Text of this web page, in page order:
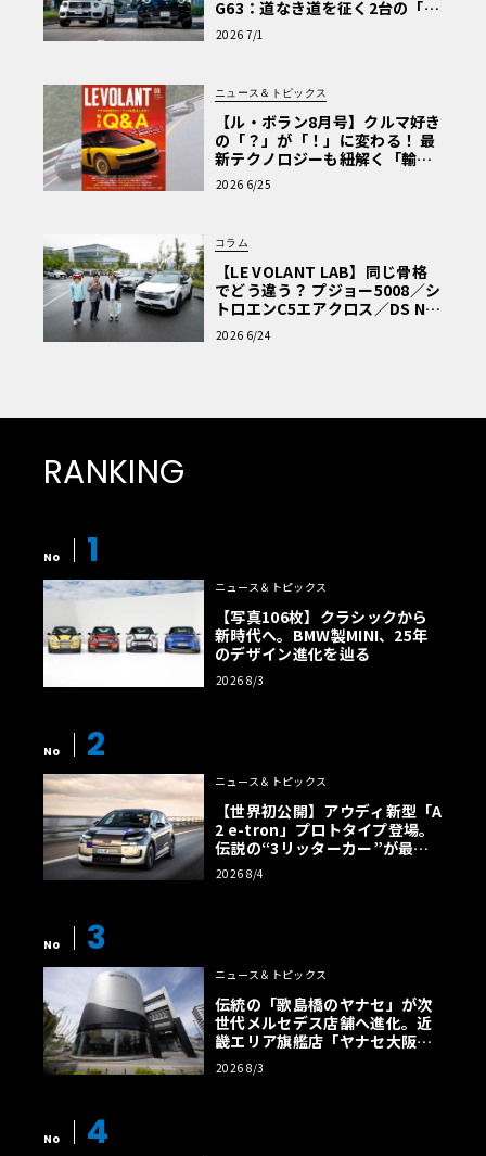
G63：道なき道を征く2台の「対
極的アプローチ」
2026 7/1
ニュース＆トピックス
【ル・ボラン8月号】クルマ好き
の「？」が「！」に変わる！ 最
新テクノロジーも紐解く「輸入
車Q&A」
2026 6/25
コラム
【LE VOLANT LAB】同じ骨格
でどう違う？ プジョー5008／シ
トロエンC5エアクロス／DS Nº4
読者一気乗りレポート
2026 6/24
RANKING
No 1
ニュース＆トピックス
【写真106枚】クラシックから
新時代へ。BMW製MINI、25年
のデザイン進化を辿る
2026 8/3
No 2
ニュース＆トピックス
【世界初公開】アウディ新型「A
2 e-tron」プロトタイプ登場。
伝説の“3リッターカー”が最高
効率エントリーBEVとして復活
【画像38枚】
2026 8/4
No 3
ニュース＆トピックス
伝統の「歌島橋のヤナセ」が次
世代メルセデス店舗へ進化。近
畿エリア旗艦店「ヤナセ大阪支
店」がリニューアル
2026 8/3
No 4